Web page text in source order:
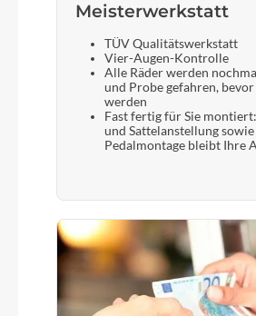
Meisterwerkstatt
TÜV Qualitätswerkstatt
Vier-Augen-Kontrolle
Alle Räder werden
und Probe gefahren,
werden
Fast fertig für Sie
und Sattelanstellung sowie
Pedalmontage bleibt Ihre